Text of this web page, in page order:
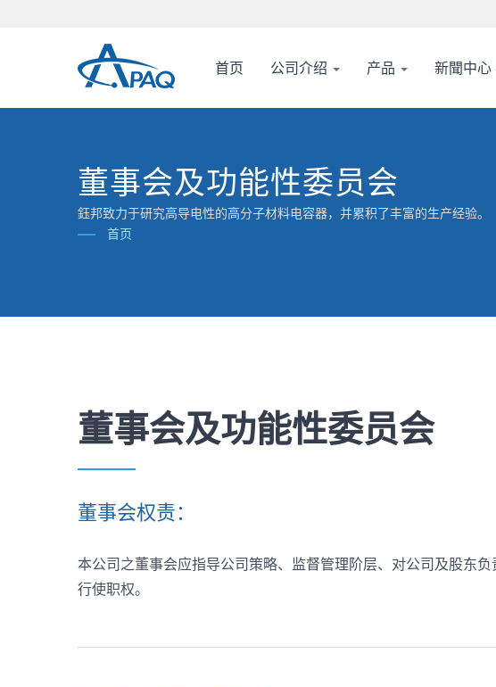
首页 公司介绍 产品 新聞中心
董事会及功能性委员会
鈺邦致力于研究高导电性的高分子材料电容器，并累积了丰富的生产经验。
首页
董事会及功能性委员会
董事会权责：
本公司之董事会应指导公司策略、监督管理阶层、对公司及股东
行使职权。